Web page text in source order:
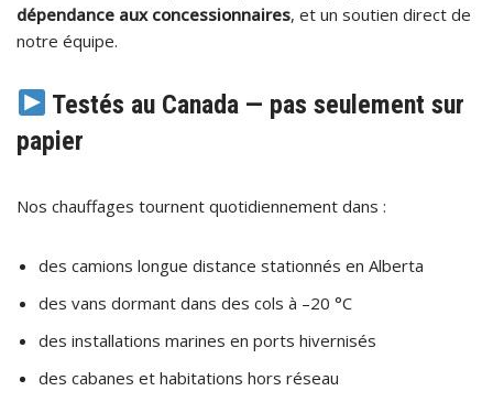
dépendance aux concessionnaires, et un soutien direct de
notre équipe.
Testés au Canada — pas seulement sur
papier
Nos chauffages tournent quotidiennement dans :
des camions longue distance stationnés en Alberta
des vans dormant dans des cols à –20 °C
des installations marines en ports hivernisés
des cabanes et habitations hors réseau